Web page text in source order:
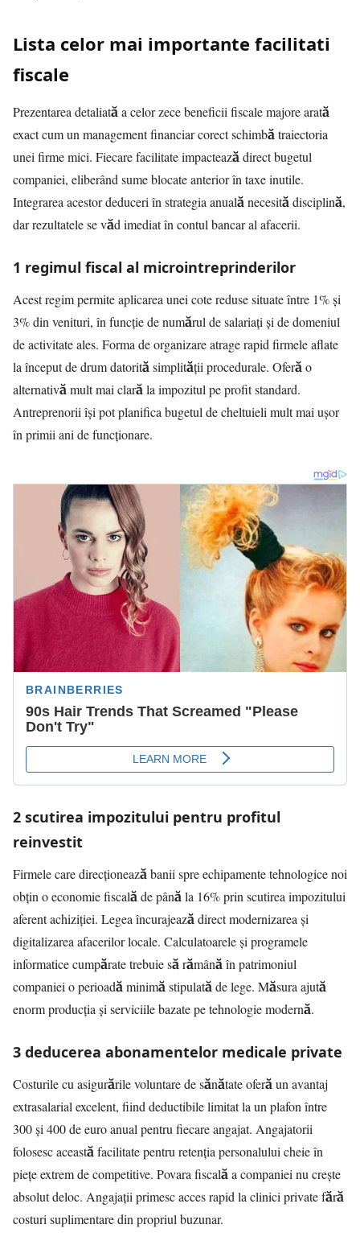
Lista celor mai importante facilitati
fiscale
Prezentarea detaliată a celor zece beneficii fiscale majore arată
exact cum un management financiar corect schimbă traiectoria
unei firme mici. Fiecare facilitate impactează direct bugetul
companiei, eliberând sume blocate anterior în taxe inutile.
Integrarea acestor deduceri în strategia anuală necesită disciplină,
dar rezultatele se văd imediat în contul bancar al afacerii.
1 regimul fiscal al microintreprinderilor
Acest regim permite aplicarea unei cote reduse situate între 1% și
3% din venituri, în funcție de numărul de salariați și de domeniul
de activitate ales. Forma de organizare atrage rapid firmele aflate
la început de drum datorită simplității procedurale. Oferă o
alternativă mult mai clară la impozitul pe profit standard.
Antreprenorii își pot planifica bugetul de cheltuieli mult mai ușor
în primii ani de funcționare.
2 scutirea impozitului pentru profitul
reinvestit
Firmele care direcționează banii spre echipamente tehnologice noi
obțin o economie fiscală de până la 16% prin scutirea impozitului
aferent achiziției. Legea încurajează direct modernizarea și
digitalizarea afacerilor locale. Calculatoarele și programele
informatice cumpărate trebuie să rămână în patrimoniul
companiei o perioadă minimă stipulată de lege. Măsura ajută
enorm producția și serviciile bazate pe tehnologie modernă.
3 deducerea abonamentelor medicale private
Costurile cu asigurările voluntare de sănătate oferă un avantaj
extrasalarial excelent, fiind deductibile limitat la un plafon între
300 și 400 de euro anual pentru fiecare angajat. Angajatorii
folosesc această facilitate pentru retenția personalului cheie în
piețe extrem de competitive. Povara fiscală a companiei nu crește
absolut deloc. Angajații primesc acces rapid la clinici private fără
costuri suplimentare din propriul buzunar.